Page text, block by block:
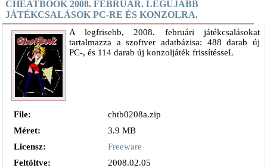
CHEATBOOK 2008. FEBRUÁR. LEGÚJABB
JÁTÉKCSALÁSOK PC-RE ÉS KONZOLRA.
A legfrisebb, 2008. februári játékcsalásokat
tartalmazza a szoftver adatbázisa: 488 darab új
PC-, és 114 darab új konzoljáték frissítésseL
File:
chtb0208a.zip
Méret:
3.9 MB
Licensz:
Freeware
Feltöltve:
2008.02.05